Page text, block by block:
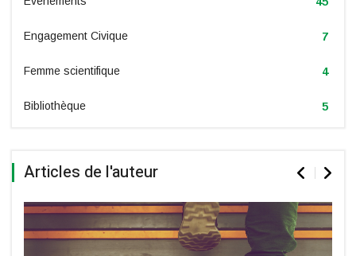
Engagement Civique 7
Femme scientifique 4
Bibliothèque 5
Articles de l'auteur